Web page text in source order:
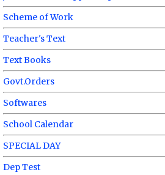
Scheme of Work
Teacher's Text
Text Books
Govt.Orders
Softwares
School Calendar
SPECIAL DAY
Dep Test